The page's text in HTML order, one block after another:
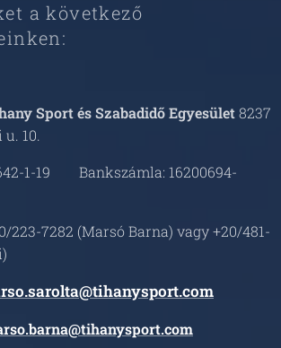
a következő
Sport és Szabadidő Egyesület 8237
10.
1-19 Bankszámla: 16200694-
223-7282 (Marsó Barna) vagy +20/481-